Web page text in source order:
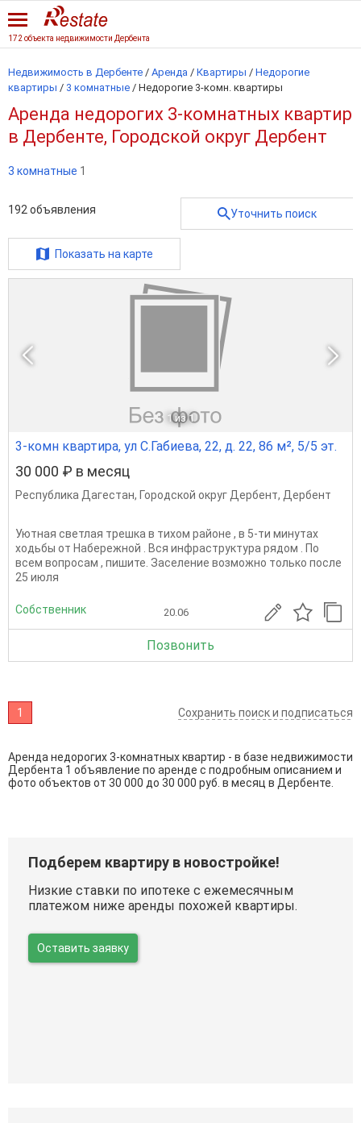
172 объекта недвижимости Дербента
Недвижимость в Дербенте / Аренда / Квартиры / Недорогие
квартиры / 3 комнатные / Недорогие 3-комн. квартиры
Аренда недорогих 3-комнатных квартир
в Дербенте, Городской округ Дербент
3 комнатные 1
192 объявления Уточнить поиск
Показать на карте
1 из 1
3-комн квартира, ул С.Габиева, 22, д. 22, 86 м², 5/5 эт.
30 000 ₽ в месяц
Республика Дагестан, Городской округ Дербент, Дербент
Уютная светлая трешка в тихом районе , в 5-ти минутах
ходьбы от Набережной . Вся инфраструктура рядом . По
всем вопросам , пишите. Заселение возможно только после
25 июля
Собственник 20.06
Позвонить
1 Сохранить поиск и подписаться
Аренда недорогих 3-комнатных квартир - в базе недвижимости
Дербента 1 объявление по аренде с подробным описанием и
фото объектов от 30 000 до 30 000 руб. в месяц в Дербенте.
Подберем квартиру в новостройке!
Низкие ставки по ипотеке с ежемесячным
платежом ниже аренды похожей квартиры.
Оставить заявку